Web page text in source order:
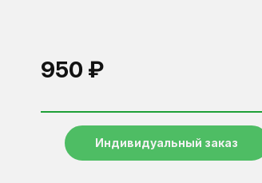
950 ₽
Индивидуальный заказ